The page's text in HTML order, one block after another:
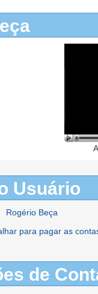
Usuário
Rogério Beça
para pagar as
de